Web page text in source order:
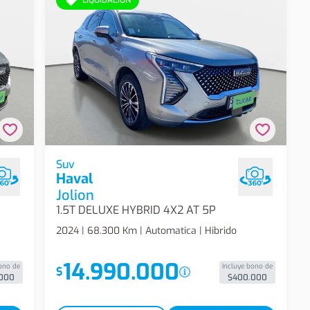
de
Haval Jolion 1.5t Deluxe Hybrid 4x2 At 5p Suv
Suv
Haval
Jolion
1.5T DELUXE HYBRID 4X2 AT 5P
2024 | 68.300 Km | Automatica | Hibrido
$14.990.000 Incluye bono de
$400.000